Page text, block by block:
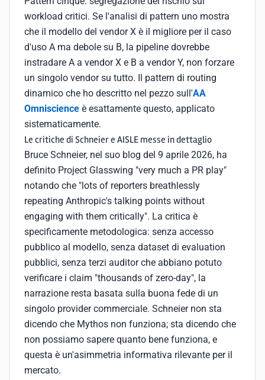
workload critici. Se l'analisi di pattern uno mostra
che il modello del vendor X è il migliore per il caso
d'uso A ma debole su B, la pipeline dovrebbe
instradare A a vendor X e B a vendor Y, non forzare
un singolo vendor su tutto. Il pattern di routing
dinamico che ho descritto nel pezzo sull'AA
Omniscience è esattamente questo, applicato
sistematicamente.
Le critiche di Schneier e AISLE messe in dettaglio
Bruce Schneier, nel suo blog del 9 aprile 2026, ha
definito Project Glasswing "very much a PR play"
notando che "lots of reporters breathlessly
repeating Anthropic's talking points without
engaging with them critically". La critica è
specificamente metodologica: senza accesso
pubblico al modello, senza dataset di evaluation
pubblici, senza terzi auditor che abbiano potuto
verificare i claim "thousands of zero-day", la
narrazione resta basata sulla buona fede di un
singolo provider commerciale. Schneier non sta
dicendo che Mythos non funziona; sta dicendo che
non possiamo sapere quanto bene funziona, e
questa è un'asimmetria informativa rilevante per il
mercato.